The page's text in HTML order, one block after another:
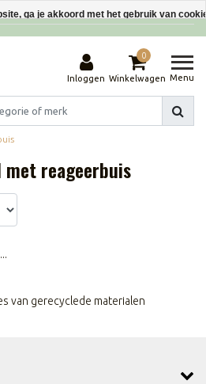
van gerecyclede materialen
Inloggen
0
Winkelwagen Menu
reageerbuis
van gerecyclede materialen
ga je akkoord met het gebruik van